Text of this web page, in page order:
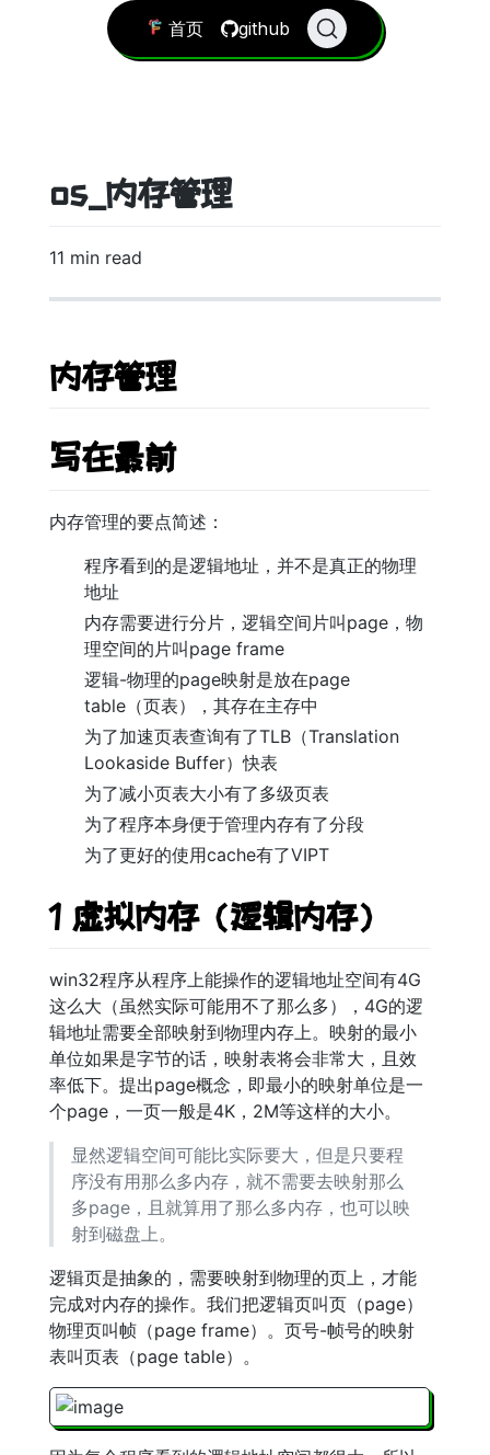
首页 github
os_内存管理
11 min read
内存管理
写在最前
内存管理的要点简述：
程序看到的是逻辑地址，并不是真正的物理
地址
内存需要进行分片，逻辑空间片叫page，物
理空间的片叫page frame
逻辑-物理的page映射是放在page
table（页表），其存在主存中
为了加速页表查询有了TLB（Translation
Lookaside Buffer）快表
为了减小页表大小有了多级页表
为了程序本身便于管理内存有了分段
为了更好的使用cache有了VIPT
1 虚拟内存（逻辑内存）
win32程序从程序上能操作的逻辑地址空间有4G
这么大（虽然实际可能用不了那么多），4G的逻
辑地址需要全部映射到物理内存上。映射的最小
单位如果是字节的话，映射表将会非常大，且效
率低下。提出page概念，即最小的映射单位是一
个page，一页一般是4K，2M等这样的大小。
显然逻辑空间可能比实际要大，但是只要程
序没有用那么多内存，就不需要去映射那么
多page，且就算用了那么多内存，也可以映
射到磁盘上。
逻辑页是抽象的，需要映射到物理的页上，才能
完成对内存的操作。我们把逻辑页叫页（page）
物理页叫帧（page frame）。页号-帧号的映射
表叫页表（page table）。